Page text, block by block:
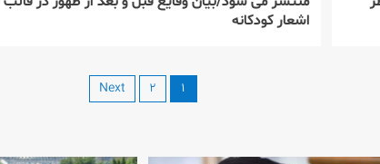
اشعار كودكانه
۱ ۲ Next